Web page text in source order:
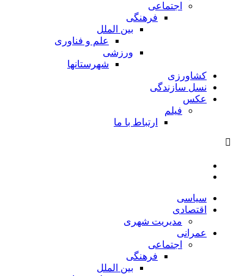
اجتماعی
فرهنگی
بین الملل
علم و فناوری
ورزشی
شهرستانها
کشاورزی
نسل سازندگی
عکس
فیلم
ارتباط با ما
سیاسی
اقتصادی
مدیریت شهری
عمرانی
اجتماعی
فرهنگی
بین الملل